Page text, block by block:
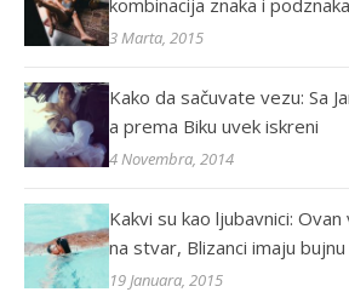
kombinacija znaka i podznaka
3 Marta, 2015
Kako da sačuvate vezu: Sa
a prema Biku uvek iskreni
4 Novembra, 2014
Kakvi su kao ljubavnici:
na stvar, Blizanci imaju
19 Januara, 2015